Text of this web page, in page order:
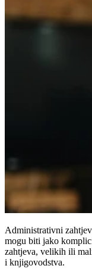
Administrativni
mogu biti jako
zahtjeva, velikih ili
i knjigovodstva.